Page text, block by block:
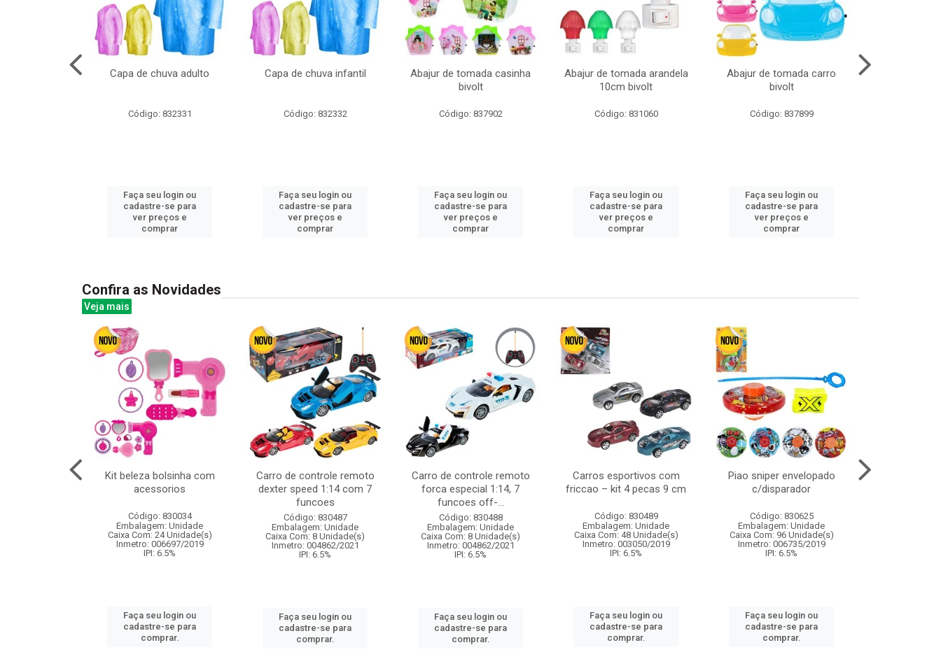
Capa de chuva adulto
Código: 832331
Faça seu login ou
cadastre-se para
ver preços e
comprar
Capa de chuva infantil
Código: 832332
Faça seu login ou
cadastre-se para
ver preços e
comprar
Abajur de tomada casinha
bivolt
Código: 837902
Faça seu login ou
cadastre-se para
ver preços e
comprar
Abajur de tomada arandela
10cm bivolt
Código: 831060
Faça seu login ou
cadastre-se para
ver preços e
comprar
Abajur de tomada carro
bivolt
Código: 837899
Faça seu login ou
cadastre-se para
ver preços e
comprar
Confira as Novidades
Veja mais
Kit beleza bolsinha com
acessorios
Código: 830034
Embalagem: Unidade
Caixa Com: 24 Unidade(s)
Inmetro: 006697/2019
IPI: 6.5%
Faça seu login ou
cadastre-se para
comprar.
Carro de controle remoto
dexter speed 1:14 com 7
funcoes
Código: 830487
Embalagem: Unidade
Caixa Com: 8 Unidade(s)
Inmetro: 004862/2021
IPI: 6.5%
Faça seu login ou
cadastre-se para
comprar.
Carro de controle remoto
forca especial 1:14, 7
funcoes off-...
Código: 830488
Embalagem: Unidade
Caixa Com: 8 Unidade(s)
Inmetro: 004862/2021
IPI: 6.5%
Faça seu login ou
cadastre-se para
comprar.
Carros esportivos com
friccao – kit 4 pecas 9 cm
Código: 830489
Embalagem: Unidade
Caixa Com: 48 Unidade(s)
Inmetro: 003050/2019
IPI: 6.5%
Faça seu login ou
cadastre-se para
comprar.
Piao sniper envelopado
c/disparador
Código: 830625
Embalagem: Unidade
Caixa Com: 96 Unidade(s)
Inmetro: 006735/2019
IPI: 6.5%
Faça seu login ou
cadastre-se para
comprar.